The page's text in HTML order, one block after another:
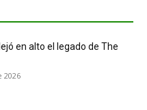
en alto el legado de The
2026